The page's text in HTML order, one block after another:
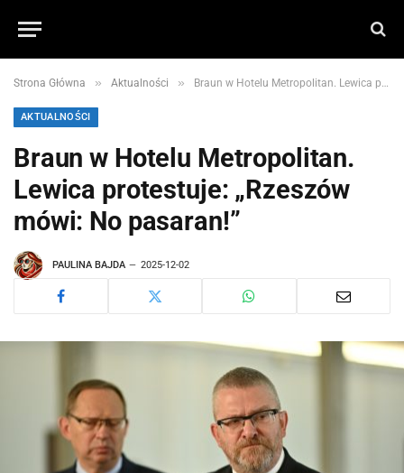
Strona Główna » Aktualności » Braun w Hotelu Metropolitan. Lewica protestuje: „Rzeszów mówi: No pasaran!”
AKTUALNOŚCI
Braun w Hotelu Metropolitan.
Lewica protestuje: „Rzeszów
mówi: No pasaran!”
PAULINA BAJDA 2025-12-02